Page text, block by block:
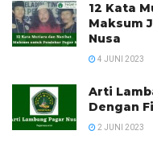
12 Kata
Maksum
Nusa
4 JUNI 2023
Arti
Dengan
2 JUNI 2023